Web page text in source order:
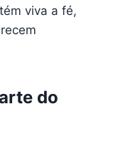
viva a fé,
do